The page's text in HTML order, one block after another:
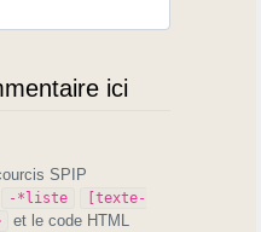
ici
SPIP
-*liste
[texte-
et le code HTML